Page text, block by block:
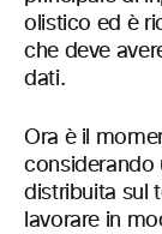
olistico ed è
che deve
dati.
Ora è il
considerando
distribuita sul
lavorare in